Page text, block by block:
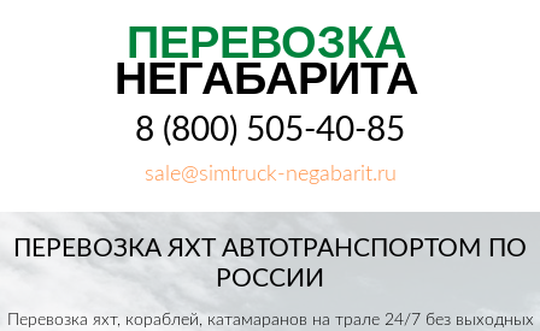
ПЕРЕВОЗКА
НЕГАБАРИТА
8 (800) 505-40-85
sale@simtruck-negabarit.ru
ПЕРЕВОЗКА ЯХТ АВТОТРАНСПОРТОМ ПО
РОССИИ
Перевозка яхт, кораблей, катамаранов на трале 24/7 без выходных